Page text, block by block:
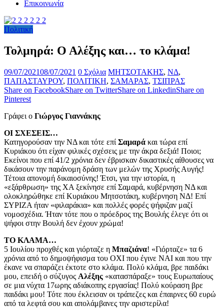
Επικοινωνία
Πολιτική
Τολμηρά: Ο Αλέξης και… το κλάμα!
09/07/202108/07/2021 0 Σχόλια ΜΗΤΣΟΤΑΚΗΣ, ΝΔ,
ΠΑΠΑΣΤΑΥΡΟΥ, ΠΟΛΙΤΙΚΗ, ΣΑΜΑΡΑΣ, ΤΣΙΠΡΑΣ
Share on FacebookShare on TwitterShare on LinkedinShare on
Pinterest
Γράφει ο Γιώργος Γιαννάκης
ΟΙ ΣΧΕΣΕΙΣ…
Κατηγορούσαν την ΝΔ και τότε επί Σαμαρά και τώρα επί
Κυριάκου ότι είχαν φιλικές σχέσεις με την άκρα δεξιά! Ποιοι;
Εκείνοι που επί 41/2 χρόνια δεν έβρισκαν δικαστικές αίθουσες να
δικάσουν την παράνομη δράση των μελών της Χρυσής Αυγής!
Τέτοια απονομή δικαιοσύνης! Έτσι, για την ιστορία, η
«εξάρθρωση» της ΧΑ ξεκίνησε επί Σαμαρά, κυβέρνηση ΝΔ και
ολοκληρώθηκε επί Κυριάκου Μητσοτάκη, κυβέρνηση ΝΔ! Επί
ΣΥΡΙΖΑ ήταν «φιλαράκια» και πολλές φορές ψήφιζαν μαζί
νομοσχέδια. Ήταν τότε που ο πρόεδρος της Βουλής έλεγε ότι οι
ψήφοι στην Βουλή δεν έχουν χρώμα!
ΤΟ ΚΛΑΜΑ…
5 Ιουλίου προχθές και γιόρταζε η Μπαζιάνα! «Γιόρταζε» τα 6
χρόνια από το δημοψήφισμα του ΟΧΙ που έγινε ΝΑΙ και που την
έκανε να σπαράζει έκτοτε στο κλάμα. Πολύ κλάμα, βρε παιδάκι
μου, επειδή ο σύζυγος Αλέξης «κατασπάραξε» τους Ευρωπαίους
σε μια νύχτα 17ωρης αδιάκοπης εργασίας! Πολύ κούραση βρε
παιδάκι μου! Τότε που έκλεισαν οι τράπεζες και έπαιρνες 60 ευρώ
από τα λεφτά σου και απολάμβανες την αριστερίλα!